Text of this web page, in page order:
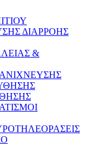
ΔΙΑΡΡΟΗΣ
&